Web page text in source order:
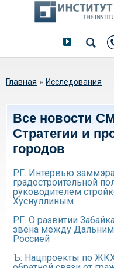
Вы здесь
Главная » Исследования
Все новости
Стратегии и
городов
РГ. Интервью
градостроительной
руководителем
Хуснуллиным
РГ. О развитии
звена между
Россией
Ъ: Нацпроекты по